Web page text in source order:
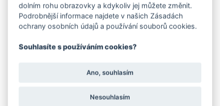
dolním rohu obrazovky a kdykoliv jej můžete změnit.
Podrobnější informace najdete v našich Zásadách
ochrany osobních údajů a používání souborů cookies.
Souhlasíte s používáním cookies?
Ano, souhlasím
Nesouhlasím